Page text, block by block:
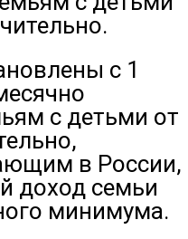
с 1
с детьми от
в России,
доход семьи
минимума.